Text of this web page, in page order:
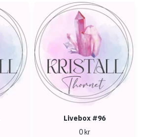
Livebox #96
0 kr